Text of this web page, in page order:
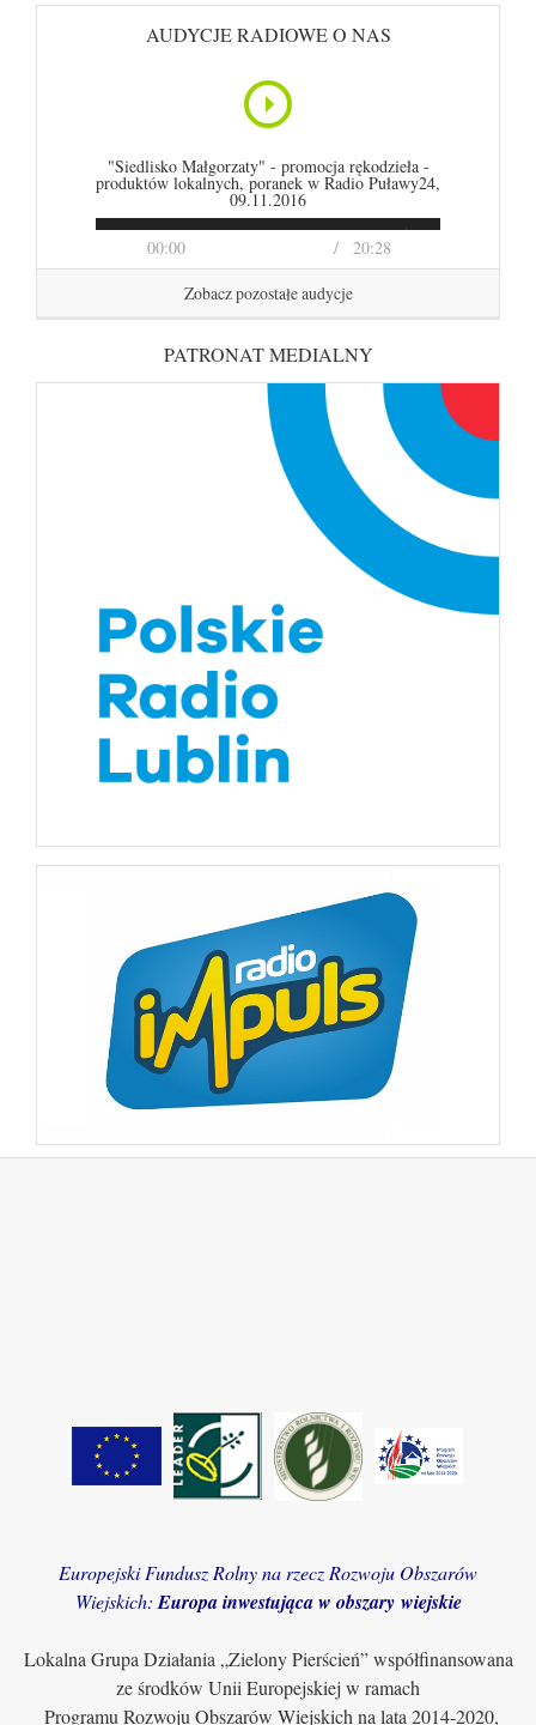
AUDYCJE RADIOWE O NAS
00:00 20:28
"Siedlisko Małgorzaty" - promocja rękodzieła -
produktów lokalnych, poranek w Radio Puławy24,
09.11.2016
Zobacz pozostałe audycje
PATRONAT MEDIALNY
Europejski Fundusz Rolny na rzecz Rozwoju Obszarów
Wiejskich: Europa inwestująca w obszary wiejskie
Lokalna Grupa Działania „Zielony Pierścień” współfinansowana
ze środków Unii Europejskiej w ramach
Programu Rozwoju Obszarów Wiejskich na lata 2014-2020,